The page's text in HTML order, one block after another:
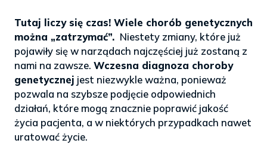
Tutaj liczy się czas! Wiele chorób genetycznych
można „zatrzymać”. Niestety zmiany, które już
pojawiły się w narządach najczęściej już zostaną z
nami na zawsze. Wczesna diagnoza choroby
genetycznej jest niezwykle ważna, ponieważ
pozwala na szybsze podjęcie odpowiednich
działań, które mogą znacznie poprawić jakość
życia pacjenta, a w niektórych przypadkach nawet
uratować życie.